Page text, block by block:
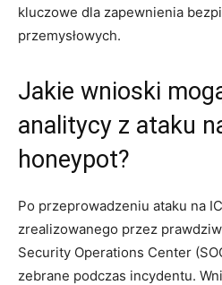
kluczowe⁤ dla zapewnienia
⁤przemysłowych.
Jakie wnioski
analitycy z ataku
honeypot?
Po przeprowadzeniu ataku na
zrealizowanego ‍przez
Security Operations Center
zebrane podczas incydentu.